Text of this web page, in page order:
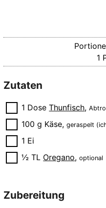
1
Zutaten
▢
1 DoseThunfisch,
▢
100 g Käse,geraspelt
▢
1 Ei
▢
½ TL Oregano,optional
Zubereitung